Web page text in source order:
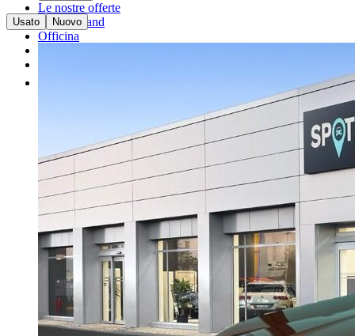
Le nostre offerte
I nostri brand
Officina
Usato Nuovo